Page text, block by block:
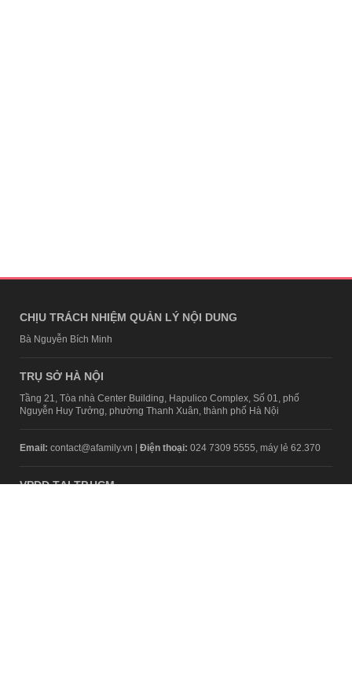
CHỊU TRÁCH NHIỆM QUẢN LÝ NỘI DUNG
Bà Nguyễn Bích Minh
TRỤ SỞ HÀ NỘI
Tầng 21, Tòa nhà Center Building, Hapulico Complex, Số 01, phố
Nguyễn Huy Tưởng, phường Thanh Xuân, thành phố Hà Nội
Email: contact@afamily.vn | Điện thoại: 024 7309 5555, máy lẻ 62.370
VPĐD TẠI TP.HCM